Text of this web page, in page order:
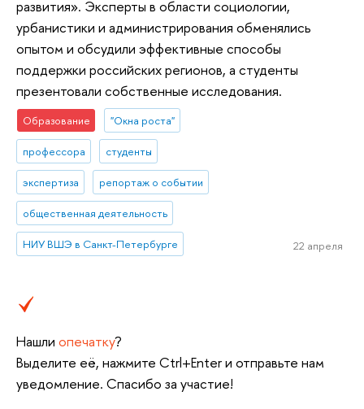
развития». Эксперты в области социологии,
урбанистики и администрирования обменялись
опытом и обсудили эффективные способы
поддержки российских регионов, а студенты
презентовали собственные исследования.
Образование "Окна роста"
профессора студенты
экспертиза репортаж о событии
общественная деятельность
НИУ ВШЭ в Санкт-Петербурге 22 апреля
Нашли опечатку?
Выделите её, нажмите Ctrl+Enter и отправьте нам
уведомление. Спасибо за участие!